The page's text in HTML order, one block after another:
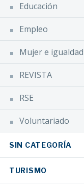
Educación
Empleo
Mujer e igualdad
REVISTA
RSE
Voluntariado
SIN CATEGORÍA
TURISMO